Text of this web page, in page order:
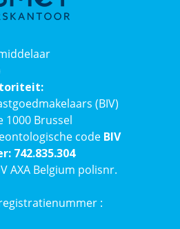
(BIV)
1000 Brussel
code BIV
742.835.304
AXA Belgium polisnr.
: